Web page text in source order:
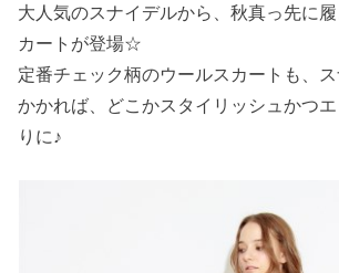
大人気のスナイデルから、秋真っ先に
カートが登場☆
定番チェック柄のウールスカートも、
かかれば、どこかスタイリッシュかつ
りに♪